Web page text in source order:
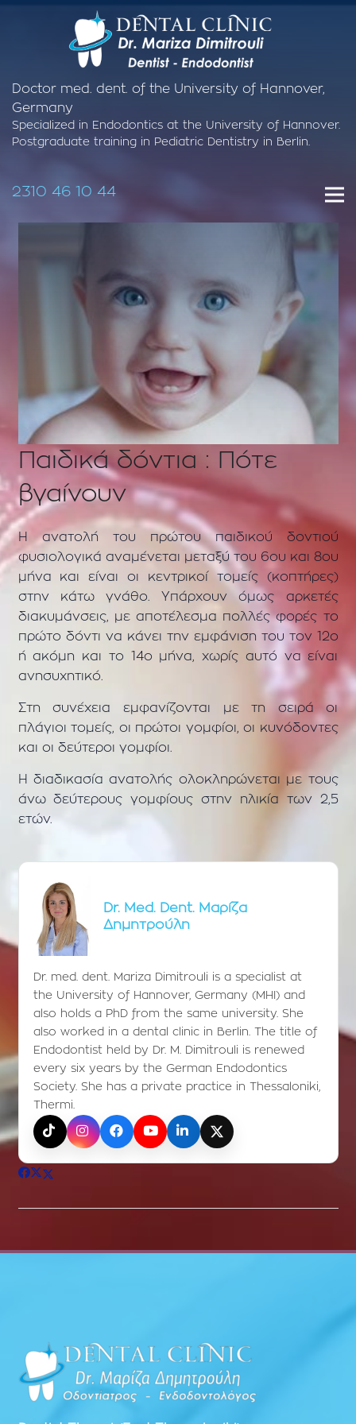
Doctor med. dent. of the University of Hannover,
Germany
Specialized in Endodontics at the University of Hannover.
Postgraduate training in Pediatric Dentistry in Berlin.
2310 46 10 44
Παιδικά δόντια : Πότε
βγαίνουν
Η ανατολή του πρώτου παιδικού δοντιού
φυσιολογικά αναμένεται μεταξύ του 6ου και 8ου
μήνα και είναι οι κεντρικοί τομείς (κοπτήρες)
στην κάτω γνάθο. Υπάρχουν όμως αρκετές
διακυμάνσεις, με αποτέλεσμα πολλές φορές το
πρώτο δόντι να κάνει την εμφάνιση του τον 12ο
ή ακόμη και το 14ο μήνα, χωρίς αυτό να είναι
ανησυχητικό.
Στη συνέχεια εμφανίζονται με τη σειρά οι
πλάγιοι τομείς, οι πρώτοι γομφίοι, οι κυνόδοντες
και οι δεύτεροι γομφίοι.
Η διαδικασία ανατολής ολοκληρώνεται με τους
άνω δεύτερους γομφίους στην ηλικία των 2,5
ετών.
Dr. Med. Dent. Μαρίζα
Δημητρούλη
Dr. med. dent. Mariza Dimitrouli is a specialist at
the University of Hannover, Germany (MHI) and
also holds a PhD from the same university. She
also worked in a dental clinic in Berlin. The title of
Endodontist held by Dr. M. Dimitrouli is renewed
every six years by the German Endodontics
Society. She has a private practice in Thessaloniki,
Thermi.
TikTokInstagramFacebookYouTubeLinkedInX (Twitter)